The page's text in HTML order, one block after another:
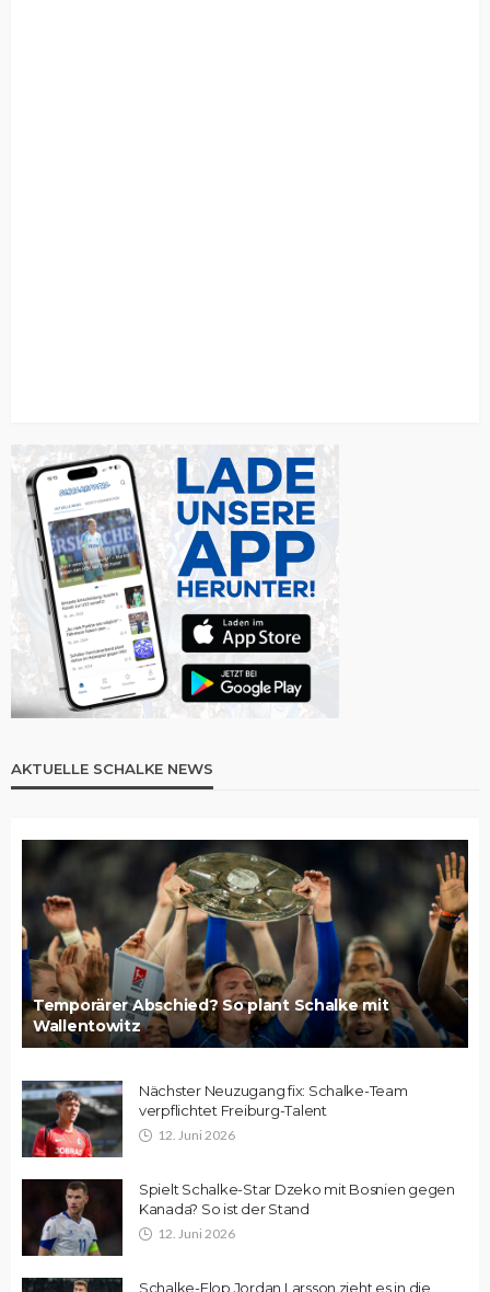
AKTUELLE SCHALKE NEWS
Temporärer Abschied? So plant Schalke mit
Wallentowitz
Nächster Neuzugang fix: Schalke-Team
verpflichtet Freiburg-Talent
12. Juni 2026
Spielt Schalke-Star Dzeko mit Bosnien gegen
Kanada? So ist der Stand
12. Juni 2026
Schalke-Flop Jordan Larsson zieht es in die